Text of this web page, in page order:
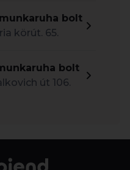
bolt
körút. 65.
bolt
út 106.